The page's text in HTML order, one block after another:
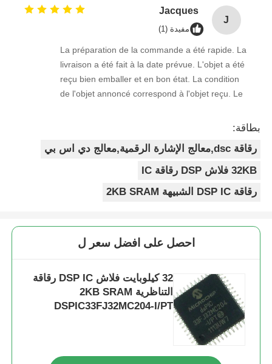
J
Jacques
مفيدة (1)
La préparation de la commande a été rapide. La
livraison a été fait à la date prévue. L'objet a été
reçu bien emballer et en bon état. La condition
de l'objet annoncé correspond à l'objet reçu. Le
بطاقة:
رقاقة dsc,معالج الإشارة الرقمية,معالج دي اس بي
32KB فلاش DSP رقاقة IC
رقاقة DSP IC الشبيهة 2KB SRAM
احصل على افضل سعر ل
32 كيلوبايت فلاش DSP IC رقاقة
التناظرية 2KB SRAM
DSPIC33FJ32MC204-I/PT